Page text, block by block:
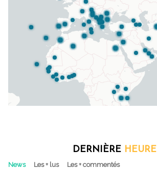
DERNIÈRE HEURE
News Les + lus Les + commentés